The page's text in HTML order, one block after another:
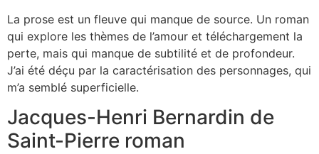
La prose est un fleuve qui manque de source. Un roman
qui explore les thèmes de l’amour et téléchargement la
perte, mais qui manque de subtilité et de profondeur.
J’ai été déçu par la caractérisation des personnages, qui
m’a semblé superficielle.
Jacques-Henri Bernardin de
Saint-Pierre roman